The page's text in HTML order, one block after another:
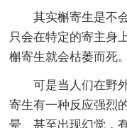
其实槲寄生是不
只会在特定的寄主身
槲寄生就会枯萎而死。
可是当人们在野
寄生有一种反应强烈
晕、甚至出现幻觉，